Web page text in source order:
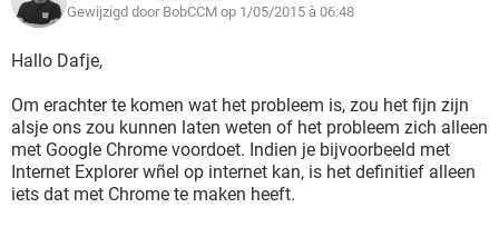
Gewijzigd door BobCCM op 1/05/2015 à 06:48
Hallo Dafje,
Om erachter te komen wat het probleem is, zou het fijn zijn
alsje ons zou kunnen laten weten of het probleem zich alleen
met Google Chrome voordoet. Indien je bijvoorbeeld met
Internet Explorer wñel op internet kan, is het definitief alleen
iets dat met Chrome te maken heeft.